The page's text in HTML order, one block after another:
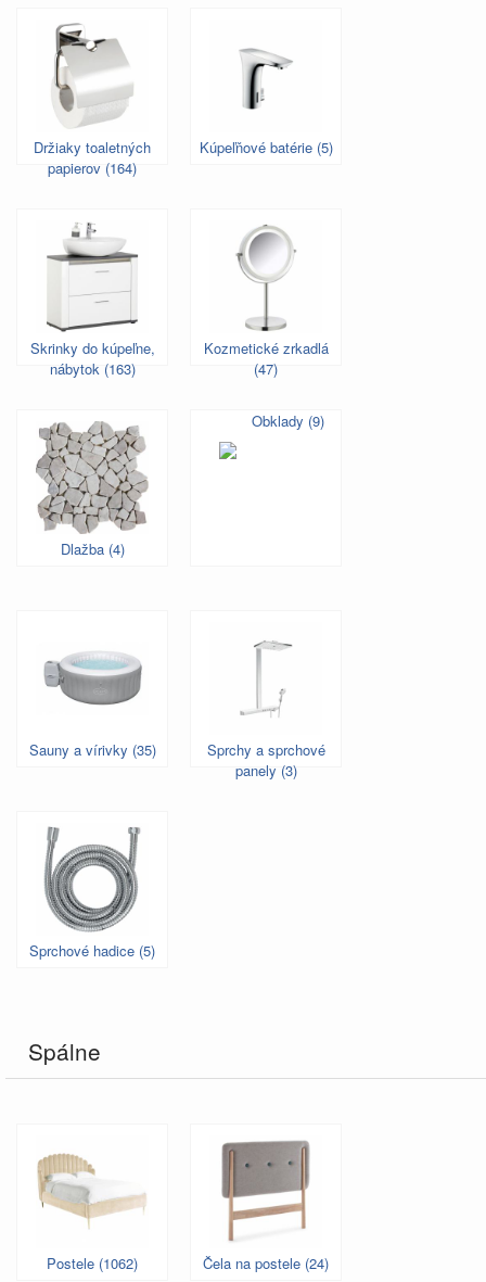
Držiaky toaletných
papierov (164)
Kúpeľňové batérie (5)
Skrinky do kúpeľne,
nábytok (163)
Kozmetické zrkadlá
(47)
Dlažba (4)
Obklady (9)
Sauny a vírivky (35)
Sprchy a sprchové
panely (3)
Sprchové hadice (5)
Spálne
Postele (1062) Čela na postele (24)